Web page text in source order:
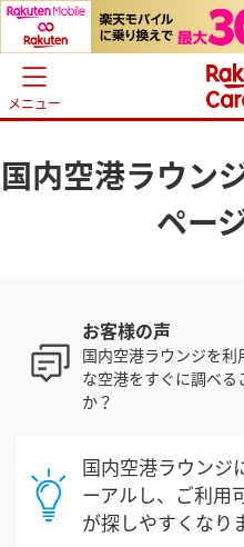
メニュー
国内空港ラウン
ペー
お客様の声
国内空港ラウンジを
な空港をすぐに調べ
か？
国内空港ラウンジ
ーアルし、ご利用
が探しやすくなり